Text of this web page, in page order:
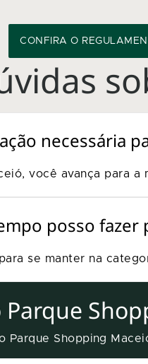
CONFIRA O
necessária
você avança para
posso fazer
se manter na
Parque Shopping